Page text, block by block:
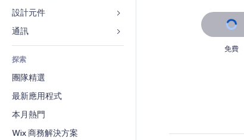
社交
發佈網站
電子郵件
轉換率
付款按鈕
網路課程
會計
優惠券與酬賓計劃
倉儲解決方案
廠商直送
活動
餐廳
不動產
預訂
圖庫
音樂
Podcast
相片
影片
PDF
檔案分享
新聞
設計元件
地圖與導航
隱私與安全性
時鐘
網頁範本
圖片效果
按鈕與選單
橫幅與徽章
表單
部落格
投票
聊天
留言
電話
探索
團隊精選
最新應用程式
本月熱門
Wix 商務解決方案
免費